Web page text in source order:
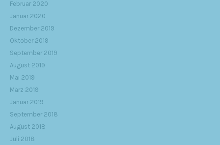
Februar 2020
Januar 2020
Dezember 2019
Oktober 2019
September 2019
August 2019
Mai 2019
März 2019
Januar 2019
September 2018
August 2018
Juli 2018